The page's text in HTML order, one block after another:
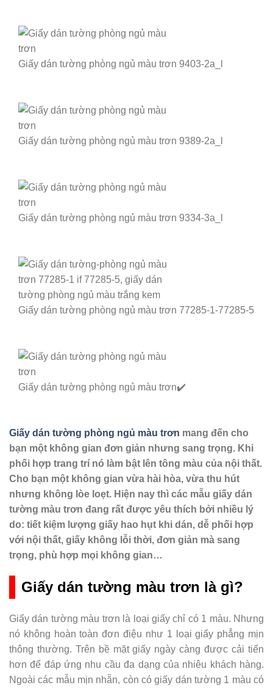
Giấy dán tường phòng ngủ màu trơn 9403-2a_l
Giấy dán tường phòng ngủ màu trơn 9389-2a_l
Giấy dán tường phòng ngủ màu trơn 9334-3a_l
Giấy dán tường phòng ngủ màu trơn 77285-1-77285-5
Giấy dán tường phòng ngủ màu trơn✔️
Giấy dán tường phòng ngủ màu trơn mang đến cho
bạn một không gian đơn giản nhưng sang trọng. Khi
phối hợp trang trí nó làm bật lên tông màu của nội thất.
Cho bạn một không gian vừa hài hòa, vừa thu hút
nhưng không lòe loẹt. Hiện nay thì các mẫu giấy dán
tường màu trơn đang rất được yêu thích bởi nhiều lý
do: tiết kiệm lượng giấy hao hụt khi dán, dễ phối hợp
với nội thất, giấy không lỗi thời, đơn giản mà sang
trọng, phù hợp mọi không gian…
Giấy dán tường màu trơn là gì?
Giấy dán tường màu trơn là loại giấy chỉ có 1 màu. Nhưng
nó không hoàn toàn đơn điệu như 1 loại giấy phẳng mịn
thông thường. Trên bề mặt giấy ngày càng được cải tiến
hơn để đáp ứng nhu cầu đa dạng của nhiêu khách hàng.
Ngoài các mẫu mịn nhẵn, còn có giấy dán tường 1 màu có